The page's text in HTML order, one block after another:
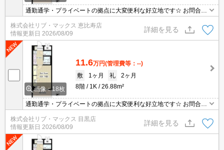
通勤通学・プライベートの拠点に大変便利な好立地です☆ お問合せ
物件のほかにもネット非掲載や空き予定など豊富な物件からご紹介
いたします。お気軽にお問い合わせください☆
株式会社リブ・マックス 恵比寿店
情報更新日 2026/08/09
詳細を見る
画像：18枚
11.6万円(管理費等：--)
敷
1ヶ月 礼
2ヶ月
8階
1K 26.88m²
通勤通学・プライベートの拠点に大変便利な好立地です☆ お問合せ
物件のほかにもネット非掲載や空き予定など豊富な物件からご紹介
いたします。お気軽にお問い合わせください☆
株式会社リブ・マックス 目黒店
情報更新日 2026/08/09
詳細を見る